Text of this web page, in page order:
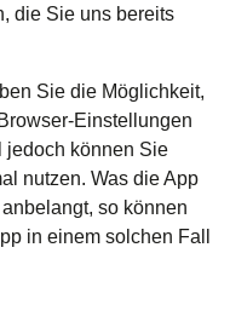
die Sie uns bereits
Sie die Möglichkeit,
Einstellungen
jedoch können Sie
nutzen. Was die App
so können
in einem solchen Fall